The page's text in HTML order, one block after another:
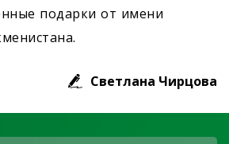
подарки от имени
Светлана Чирцова